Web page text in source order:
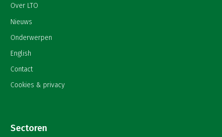
Over LTO
Nieuws
Onderwerpen
English
Contact
Cookies & privacy
Sectoren